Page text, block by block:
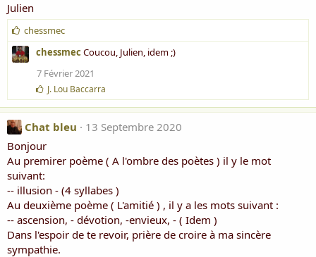
Julien
J
'
a
:
chessmec
chessmec Coucou, Julien, idem ;)
7 Février 2021
J
'
a
i
m
e
J. Lou Baccarra
Chat bleu
13 Septembre 2020
Bonjour
Au premirer poème ( A l'ombre des poètes ) il y le mot
suivant:
-- illusion - (4 syllabes )
Au deuxième poème ( L'amitié ) , il y a les mots suivant :
-- ascension, - dévotion, -envieux, - ( Idem )
Dans l'espoir de te revoir, prière de croire à ma sincère
sympathie.